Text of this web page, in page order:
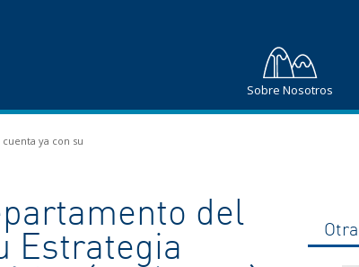
Sobre Nosotros
ya con su
del
Estrategia